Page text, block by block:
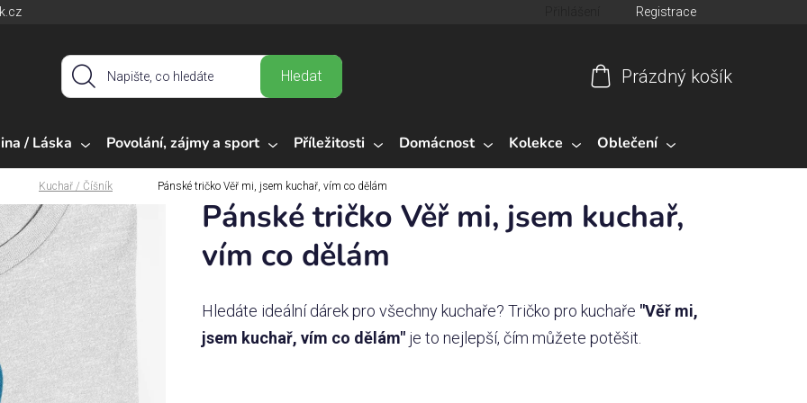
Registrace
Hledat
košík
Prázdný košík
/ Láska Povolání, zájmy a sport Příležitosti Domácnost Kolekce Oblečení
Kuchař / Číšník Pánské tričko Věř mi, jsem kuchař, vím co dělám
Pánské tričko Věř mi, jsem kuchař,
vím co dělám
Hledáte ideální dárek pro všechny kuchaře? Tričko pro kuchaře "Věř mi,
jsem kuchař, vím co dělám" je to nejlepší, čím můžete potěšit.